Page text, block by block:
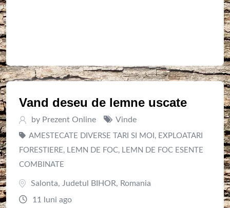
Vand deseu de lemne uscate
by Prezent Online Vinde
AMESTECATE DIVERSE TARI SI MOI , EXPLOATARI
FORESTIERE, LEMN DE FOC, LEMN DE FOC ESENTE
COMBINATE
Salonta, Judetul BIHOR, Romania
11 luni ago